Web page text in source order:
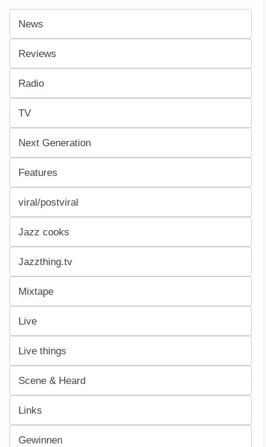
News
Reviews
Radio
TV
Next Generation
Features
viral/postviral
Jazz cooks
Jazzthing.tv
Mixtape
Live
Live things
Scene & Heard
Links
Gewinnen